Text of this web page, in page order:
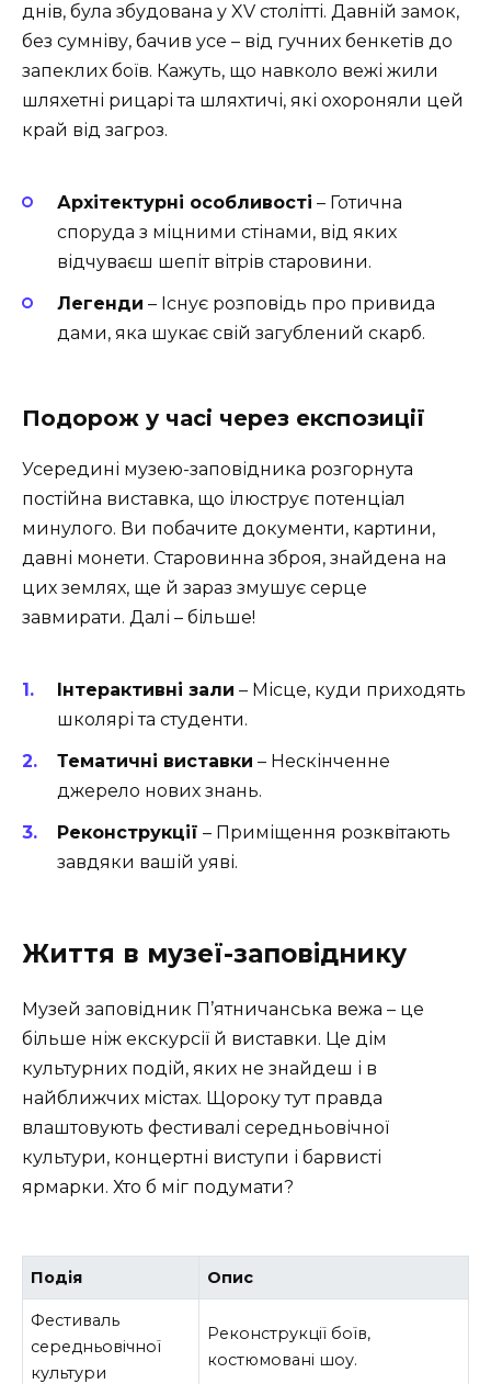
днів, була збудована у XV столітті. Давній замок,
без сумніву, бачив усе – від гучних бенкетів до
запеклих боїв. Кажуть, що навколо вежі жили
шляхетні рицарі та шляхтичі, які охороняли цей
край від загроз.
Архітектурні особливості – Готична
споруда з міцними стінами, від яких
відчуваєш шепіт вітрів старовини.
Легенди – Існує розповідь про привида
дами, яка шукає свій загублений скарб.
Подорож у часі через експозиції
Усередині музею-заповідника розгорнута
постійна виставка, що ілюструє потенціал
минулого. Ви побачите документи, картини,
давні монети. Старовинна зброя, знайдена на
цих землях, ще й зараз змушує серце
завмирати. Далі – більше!
Інтерактивні зали – Місце, куди приходять
школярі та студенти.
Тематичні виставки – Нескінченне
джерело нових знань.
Реконструкції – Приміщення розквітають
завдяки вашій уяві.
Життя в музеї-заповіднику
Музей заповідник П’ятничанська вежа – це
більше ніж екскурсії й виставки. Це дім
культурних подій, яких не знайдеш і в
найближчих містах. Щороку тут правда
влаштовують фестивалі середньовічної
культури, концертні виступи і барвисті
ярмарки. Хто б міг подумати?
Подія Опис
Фестиваль
середньовічної
культури
Реконструкції боїв,
костюмовані шоу.